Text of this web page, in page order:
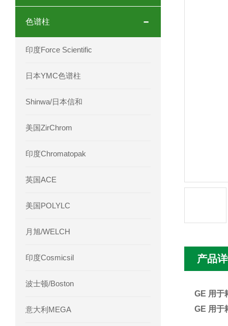
印度Force Scientific Rubitas色谱柱
色谱柱
印度Force Scientific
日本YMC色谱柱
Shinwa/日本信和
美国ZirChrom
印度Chromatopak
英国ACE
美国POLYLC
月旭/WELCH
印度Cosmicsil
波士顿/Boston
意大利MEGA
产品
GE 用于
GE 用于